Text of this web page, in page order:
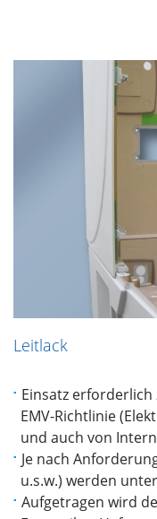
Leitlack
Einsatz
EMV-Richtlinie
und auch von
Je nach
u.s.w.) werden
Aufgetragen wird